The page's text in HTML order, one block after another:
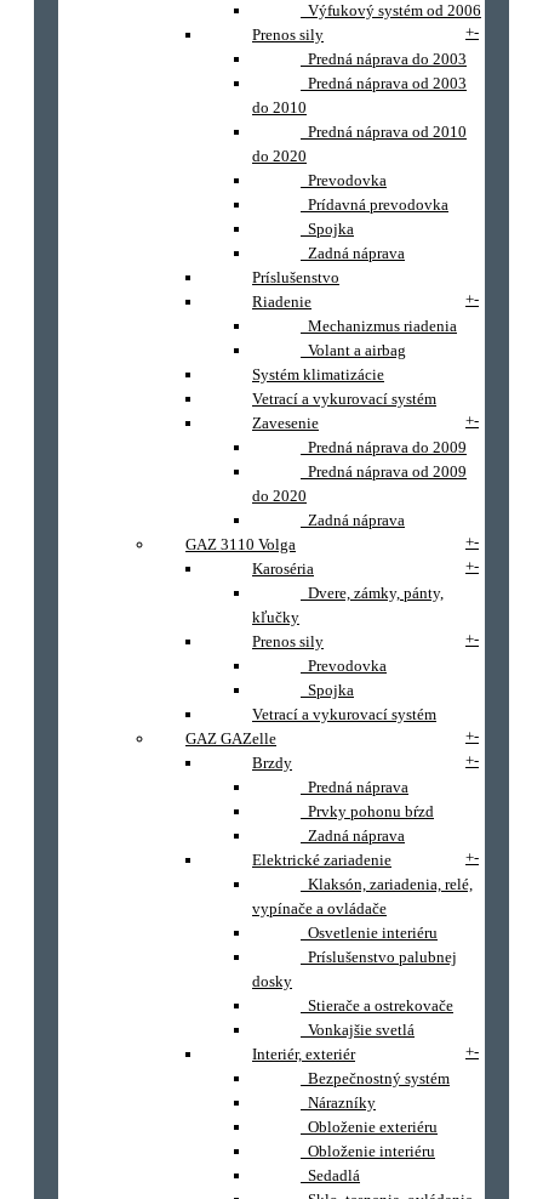
Výfukový systém od 2006
Prenos sily
+-
Predná náprava do 2003
Predná náprava od 2003
do 2010
Predná náprava od 2010
do 2020
Prevodovka
Prídavná prevodovka
Spojka
Zadná náprava
Príslušenstvo
Riadenie
+-
Mechanizmus riadenia
Volant a airbag
Systém klimatizácie
Vetrací a vykurovací systém
Zavesenie
+-
Predná náprava do 2009
Predná náprava od 2009
do 2020
Zadná náprava
GAZ 3110 Volga
+-
Karoséria
+-
Dvere, zámky, pánty,
kľučky
Prenos sily
+-
Prevodovka
Spojka
Vetrací a vykurovací systém
GAZ GAZelle
+-
Brzdy
+-
Predná náprava
Prvky pohonu bŕzd
Zadná náprava
Elektrické zariadenie
+-
Klaksón, zariadenia, relé,
vypínače a ovládače
Osvetlenie interiéru
Príslušenstvo palubnej
dosky
Stierače a ostrekovače
Vonkajšie svetlá
Interiér, exteriér
+-
Bezpečnostný systém
Nárazníky
Obloženie exteriéru
Obloženie interiéru
Sedadlá